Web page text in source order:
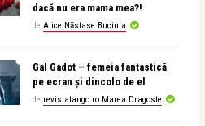
dacă nu era mama mea?!
de Alice Năstase Buciuta
Gal Gadot – femeia fantastică
pe ecran și dincolo de el
de revistatango.ro Marea Dragoste